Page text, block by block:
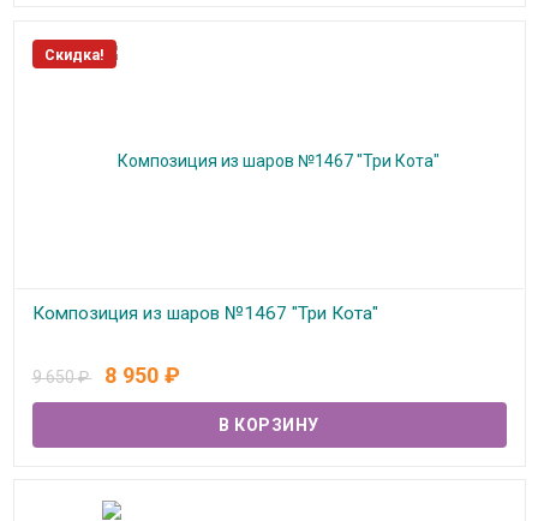
Скидка!
Композиция из шаров №1467 "Три Кота"
9 650₽ 8 950 ₽